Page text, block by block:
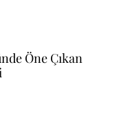
Öne Çıkan